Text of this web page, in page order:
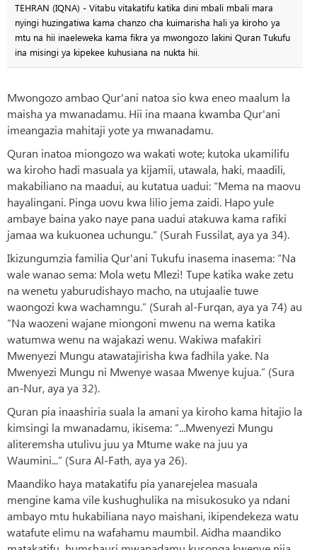
TEHRAN (IQNA) - Vitabu vitakatifu katika dini mbali mbali mara
nyingi huzingatiwa kama chanzo cha kuimarisha hali ya kiroho ya
mtu na hii inaeleweka kama fikra ya mwongozo lakini Quran Tukufu
ina misingi ya kipekee kuhusiana na nukta hii.
Mwongozo ambao Qur'ani natoa sio kwa eneo maalum la
maisha ya mwanadamu. Hii ina maana kwamba Qur'ani
imeangazia mahitaji yote ya mwanadamu.
Quran inatoa miongozo wa wakati wote; kutoka ukamilifu
wa kiroho hadi masuala ya kijamii, utawala, haki, maadili,
makabiliano na maadui, au kutatua uadui: “Mema na maovu
hayalingani. Pinga uovu kwa lilio jema zaidi. Hapo yule
ambaye baina yako naye pana uadui atakuwa kama rafiki
jamaa wa kukuonea uchungu.” (Surah Fussilat, aya ya 34).
Ikizungumzia familia Qur'ani Tukufu inasema inasema: “Na
wale wanao sema: Mola wetu Mlezi! Tupe katika wake zetu
na wenetu yaburudishayo macho, na utujaalie tuwe
waongozi kwa wachamngu.” (Surah al-Furqan, aya ya 74) au
“Na waozeni wajane miongoni mwenu na wema katika
watumwa wenu na wajakazi wenu. Wakiwa mafakiri
Mwenyezi Mungu atawatajirisha kwa fadhila yake. Na
Mwenyezi Mungu ni Mwenye wasaa Mwenye kujua.” (Sura
an-Nur, aya ya 32).
Quran pia inaashiria suala la amani ya kiroho kama hitajio la
kimsingi la mwanadamu, ikisema: “...Mwenyezi Mungu
aliteremsha utulivu juu ya Mtume wake na juu ya
Waumini...” (Sura Al-Fath, aya ya 26).
Maandiko haya matakatifu pia yanarejelea masuala
mengine kama vile kushughulika na misukosuko ya ndani
ambayo mtu hukabiliana nayo maishani, ikipendekeza watu
watafute elimu na wafahamu maumbil. Aidha maandiko